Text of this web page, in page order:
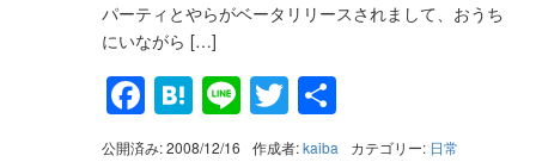
パーティとやらがベータリリースされまして、おうち
にいながら […]
Facebook
Hatena
LineTwitter
有
公開済み: 2008/12/16 作成者:kaiba カテゴリー: 日常